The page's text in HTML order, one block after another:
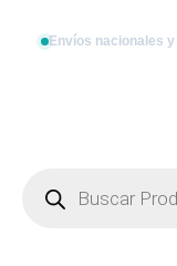
Envíos nacionales